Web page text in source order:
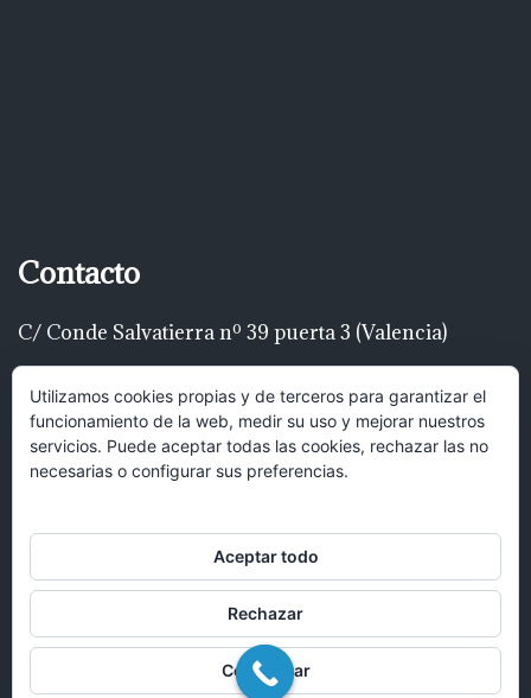
Contacto
C/ Conde Salvatierra nº 39 puerta 3 (Valencia)
Telf: 616 22 00 22
luispascualrodríguez@gmail.com
© 2017 Bufete Pascual Abogados en Valencia
recibirás una respuesta lo antes posible.
Abrir chat
Utilizamos cookies propias y de terceros para garantizar el
funcionamiento de la web, medir su uso y mejorar nuestros
servicios. Puede aceptar todas las cookies, rechazar las no
necesarias o configurar sus preferencias.
Aceptar todo
Rechazar
Configurar